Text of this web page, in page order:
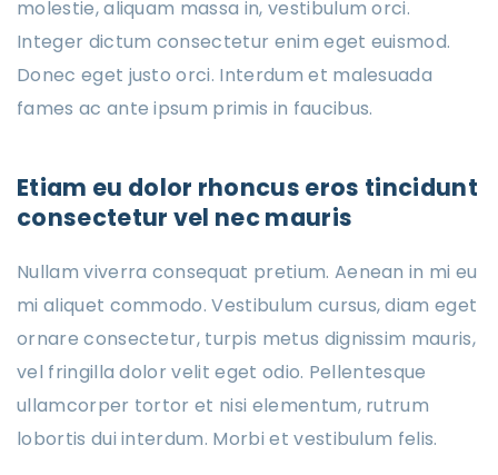
molestie, aliquam massa in, vestibulum orci.
Integer dictum consectetur enim eget euismod.
Donec eget justo orci. Interdum et malesuada
fames ac ante ipsum primis in faucibus.
Etiam eu dolor rhoncus eros tincidunt
consectetur vel nec mauris
Nullam viverra consequat pretium. Aenean in mi eu
mi aliquet commodo. Vestibulum cursus, diam eget
ornare consectetur, turpis metus dignissim mauris,
vel fringilla dolor velit eget odio. Pellentesque
ullamcorper tortor et nisi elementum, rutrum
lobortis dui interdum. Morbi et vestibulum felis.